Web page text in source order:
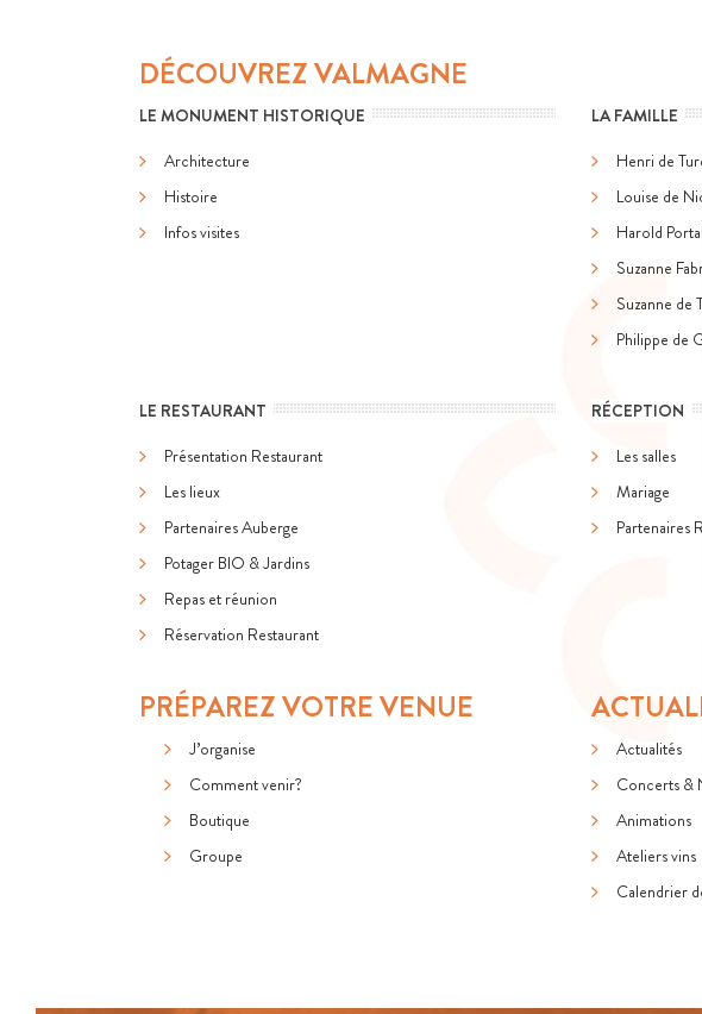
DÉCOUVREZ VALMAGNE
LE MONUMENT HISTORIQUE
Architecture
Histoire
Infos visites
LA FAMILLE
Henri de
Louise de
Harold
Suzanne
Suzanne de
Philippe de
LE RESTAURANT
Présentation Restaurant
Les lieux
Partenaires Auberge
Potager BIO & Jardins
Repas et réunion
Réservation Restaurant
RÉCEPTION
Les salles
Mariage
Partenaires
PRÉPAREZ VOTRE VENUE
J’organise
Comment venir?
Boutique
Groupe
Actualités
Concerts &
Animations
Ateliers vins
Calendrier